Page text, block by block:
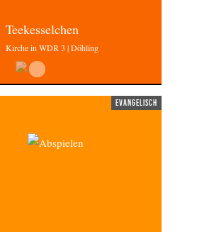
Teekesselchen
Kirche in WDR 3 | Döhling
evangelisch